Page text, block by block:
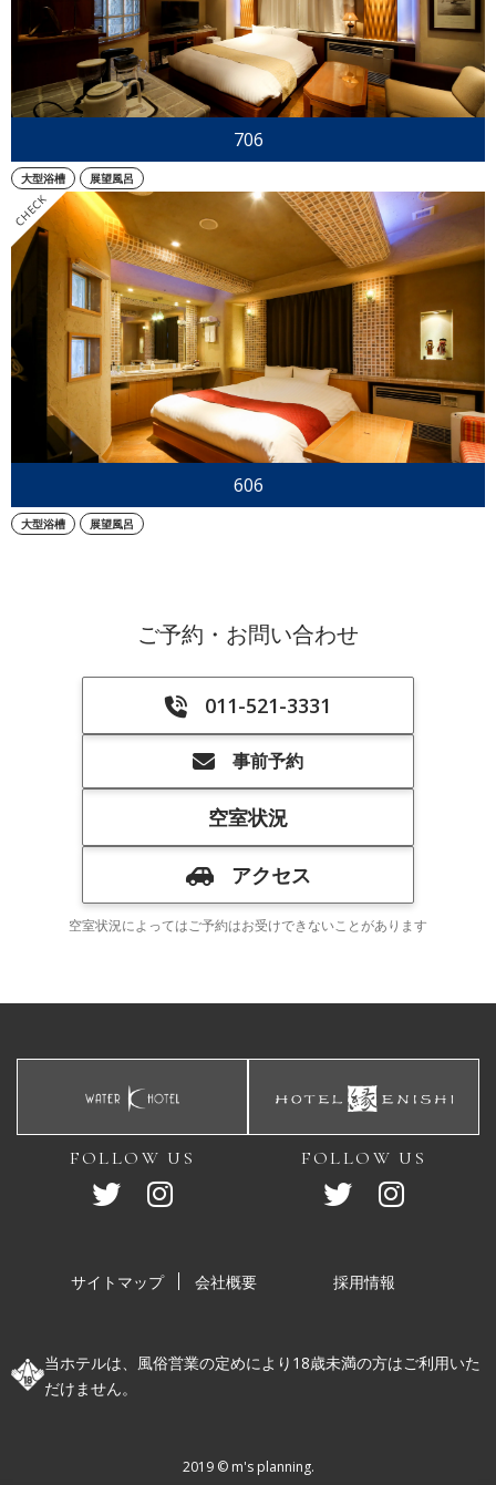
706
大型浴槽 展望風呂
606
大型浴槽 展望風呂
ご予約・お問い合わせ
011-521-3331
事前予約
空室状況
アクセス
空室状況によってはご予約はお受けできないことがあります
FOLLOW US FOLLOW US
サイトマップ 会社概要 採用情報
当ホテルは、風俗営業の定めにより18歳未満の方はご利用いた
だけません。
2019 ©︎ m's planning.